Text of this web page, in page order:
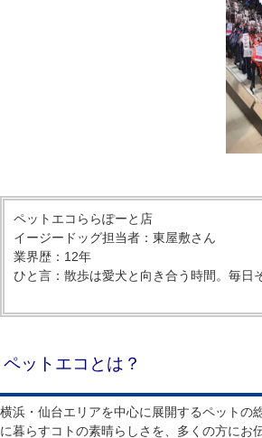
ペットエコららぽーと店
イージードッグ担当者：東屋敷さん
業界歴：12年
ひと言：散歩は愛犬と向き合う時間。毎日
ペットエコとは？
横浜・仙台エリアを中心に展開するペットの
に暮らすコトの素晴らしさを、多くの方にお